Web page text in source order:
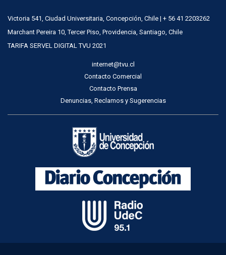
Victoria 541, Ciudad Universitaria, Concepción, Chile | + 56 41 2203262
Marchant Pereira 10, Tercer Piso, Providencia, Santiago, Chile
TARIFA SERVEL DIGITAL TVU 2021
internet@tvu.cl
Contacto Comercial
Contacto Prensa
Denuncias, Reclamos y Sugerencias